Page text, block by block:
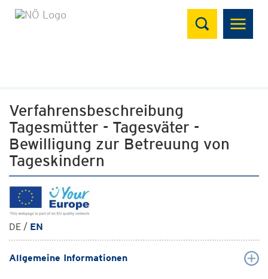
Suchen
Verfahrensbeschreibung
Tagesmütter - Tagesväter -
Bewilligung zur Betreuung von
Tageskindern
DE / EN
Allgemeine Informationen